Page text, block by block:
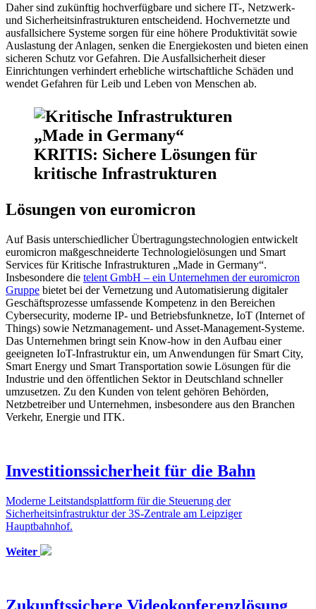
Daher sind zukünftig hochverfügbare und sichere IT-, Netzwerk-
und Sicherheitsinfrastrukturen entscheidend. Hochvernetzte und
ausfallsichere Systeme sorgen für eine höhere Produktivität sowie
Auslastung der Anlagen, senken die Energiekosten und bieten einen
sicheren Schutz vor Gefahren. Die Ausfallsicherheit dieser
Einrichtungen verhindert erhebliche wirtschaftliche Schäden und
wendet Gefahren für Leib und Leben von Menschen ab.
KRITIS: Sichere Lösungen für
kritische Infrastrukturen
Lösungen von euromicron
Auf Basis unterschiedlicher Übertragungstechnologien entwickelt
euromicron maßgeschneiderte Technologielösungen und Smart
Services für Kritische Infrastrukturen „Made in Germany“.
Insbesondere die telent GmbH – ein Unternehmen der euromicron
Gruppe bietet bei der Vernetzung und Automatisierung digitaler
Geschäftsprozesse umfassende Kompetenz in den Bereichen
Cybersecurity, moderne IP- und Betriebsfunknetze, IoT (Internet of
Things) sowie Netzmanagement- und Asset-Management-Systeme.
Das Unternehmen bringt sein Know-how in den Aufbau einer
geeigneten IoT-Infrastruktur ein, um Anwendungen für Smart City,
Smart Energy und Smart Transportation sowie Lösungen für die
Industrie und den öffentlichen Sektor in Deutschland schneller
umzusetzen. Zu den Kunden von telent gehören Behörden,
Netzbetreiber und Unternehmen, insbesondere aus den Branchen
Verkehr, Energie und ITK.
Investitionssicherheit für die Bahn
Moderne Leitstandsplattform für die Steuerung der
Sicherheitsinfrastruktur der 3S-Zentrale am Leipziger
Hauptbahnhof.
Weiter
Zukunftssichere Videokonferenzlösung